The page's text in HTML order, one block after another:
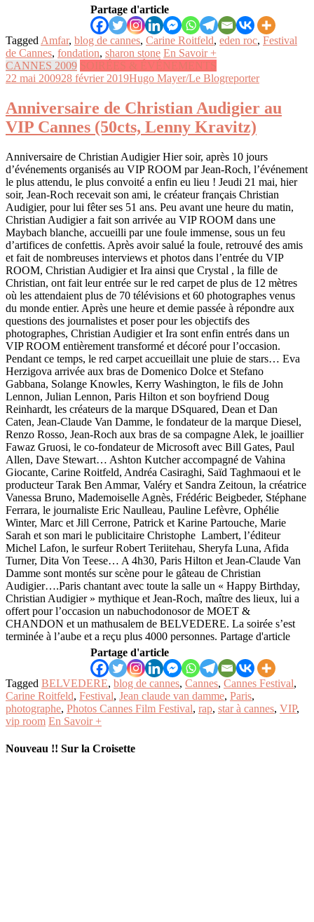
Partage d'article
Tagged Amfar, blog de cannes, Carine Roitfeld, eden roc, Festival
de Cannes, fondation, sharon stone En Savoir +
CANNES 2009 SOIRÉES & ÉVÉNEMENTS
22 mai 200928 février 2019Hugo Mayer/Le Blogreporter
Anniversaire de Christian Audigier au
VIP Cannes (50cts, Lenny Kravitz)
Anniversaire de Christian Audigier Hier soir, après 10 jours
d’événements organisés au VIP ROOM par Jean-Roch, l’événement
le plus attendu, le plus convoité a enfin eu lieu ! Jeudi 21 mai, hier
soir, Jean-Roch recevait son ami, le créateur français Christian
Audigier, pour lui fêter ses 51 ans. Peu avant une heure du matin,
Christian Audigier a fait son arrivée au VIP ROOM dans une
Maybach blanche, accueilli par une foule immense, sous un feu
d’artifices de confettis. Après avoir salué la foule, retrouvé des amis
et fait de nombreuses interviews et photos dans l’entrée du VIP
ROOM, Christian Audigier et Ira ainsi que Crystal , la fille de
Christian, ont fait leur entrée sur le red carpet de plus de 12 mètres
où les attendaient plus de 70 télévisions et 60 photographes venus
du monde entier. Après une heure et demie passée à répondre aux
questions des journalistes et poser pour les objectifs des
photographes, Christian Audigier et Ira sont enfin entrés dans un
VIP ROOM entièrement transformé et décoré pour l’occasion.
Pendant ce temps, le red carpet accueillait une pluie de stars… Eva
Herzigova arrivée aux bras de Domenico Dolce et Stefano
Gabbana, Solange Knowles, Kerry Washington, le fils de John
Lennon, Julian Lennon, Paris Hilton et son boyfriend Doug
Reinhardt, les créateurs de la marque DSquared, Dean et Dan
Caten, Jean-Claude Van Damme, le fondateur de la marque Diesel,
Renzo Rosso, Jean-Roch aux bras de sa compagne Alek, le joaillier
Fawaz Gruosi, le co-fondateur de Microsoft avec Bill Gates, Paul
Allen, Dave Stewart… Ashton Kutcher accompagné de Vahina
Giocante, Carine Roitfeld, Andréa Casiraghi, Saïd Taghmaoui et le
producteur Tarak Ben Ammar, Valéry et Sandra Zeitoun, la créatrice
Vanessa Bruno, Mademoiselle Agnès, Frédéric Beigbeder, Stéphane
Ferrara, le journaliste Eric Naulleau, Pauline Lefèvre, Ophélie
Winter, Marc et Jill Cerrone, Patrick et Karine Partouche, Marie
Sarah et son mari le publicitaire Christophe Lambert, l’éditeur
Michel Lafon, le surfeur Robert Teriitehau, Sheryfa Luna, Afida
Turner, Dita Von Teese… A 4h30, Paris Hilton et Jean-Claude Van
Damme sont montés sur scène pour le gâteau de Christian
Audigier….Paris chantant avec toute la salle un « Happy Birthday,
Christian Audigier » mythique et Jean-Roch, maître des lieux, lui a
offert pour l’occasion un nabuchodonosor de MOET &
CHANDON et un mathusalem de BELVEDERE. La soirée s’est
terminée à l’aube et a reçu plus 4000 personnes. Partage d'article
Partage d'article
Tagged BELVEDERE, blog de cannes, Cannes, Cannes Festival,
Carine Roitfeld, Festival, Jean claude van damme, Paris,
photographe, Photos Cannes Film Festival, rap, star à cannes, VIP,
vip room En Savoir +
Nouveau !! Sur la Croisette